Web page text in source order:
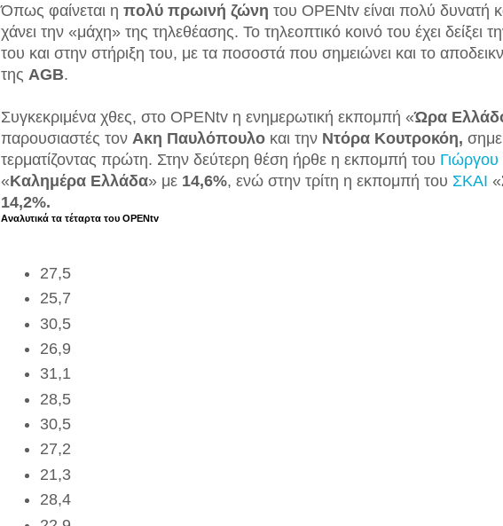
Όπως φαίνεται η πολύ πρωινή ζώνη του OPENtv είναι πολύ δυνατή
χάνει την «μάχη» της τηλεθέασης. Το τηλεοπτικό κοινό του έχει δείξει
του και στην στήριξη του, με τα ποσοστά που σημειώνει και το
της AGB.
Συγκεκριμένα χθες, στο OPENtv η ενημερωτική εκπομπή «Ώρα
παρουσιαστές τον Ακη Παυλόπουλο και την Ντόρα Κουτροκόη,
τερματίζοντας πρώτη. Στην δεύτερη θέση ήρθε η εκπομπή του
«Καλημέρα Ελλάδα» με 14,6%, ενώ στην τρίτη η εκπομπή του ΣΚΑΙ «
14,2%.
Αναλυτικά τα τέταρτα του OPENtv
27,5
25,7
30,5
26,9
31,1
28,5
30,5
27,2
21,3
28,4